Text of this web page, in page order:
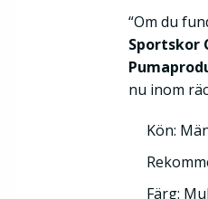
“Om du
Sportskor
nu inom
Kön:
Färg: